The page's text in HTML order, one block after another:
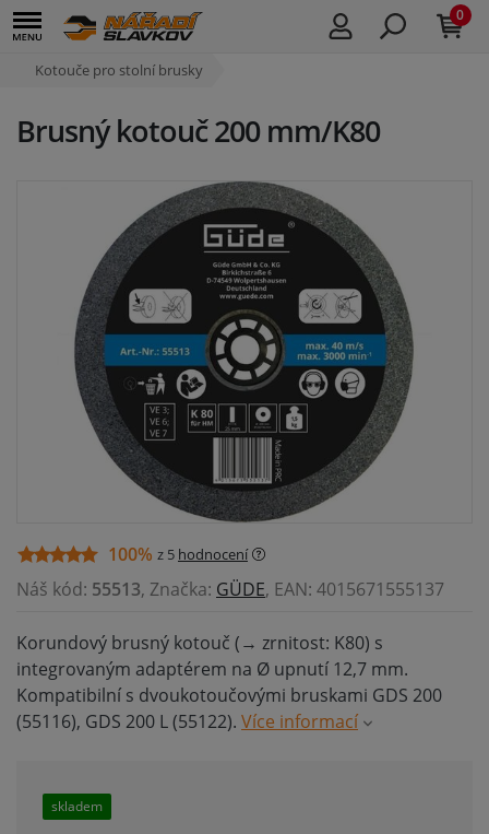
0
Kotouče pro stolní brusky
Brusný kotouč 200 mm/K80
100% z 5 hodnocení
Náš kód: 55513, Značka: GÜDE, EAN: 4015671555137
Korundový brusný kotouč (→ zrnitost: K80) s
integrovaným adaptérem na Ø upnutí 12,7 mm.
Kompatibilní s dvoukotoučovými bruskami GDS 200
(55116), GDS 200 L (55122). Více informací
skladem